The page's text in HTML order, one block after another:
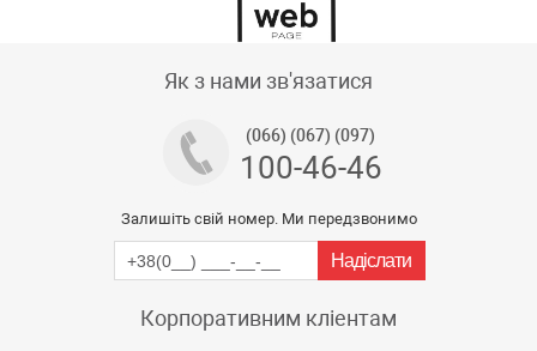
Як з нами зв'язатися
(066) (067) (097)
100-46-46
Залишіть свій номер. Ми передзвонимо
Корпоративним кліентам